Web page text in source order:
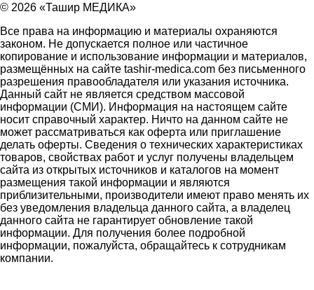
© 2026 «Ташир МЕДИКА»
Все права на информацию и материалы охраняются
законом. Не допускается полное или частичное
копирование и использование информации и материалов,
размещённых на сайте tashir-medica.com без письменного
разрешения правообладателя или указания источника.
Данный сайт не является средством массовой
информации (СМИ). Информация на настоящем сайте
носит справочный характер. Ничто на данном сайте не
может рассматриваться как оферта или приглашение
делать оферты. Сведения о технических характеристиках
товаров, свойствах работ и услуг получены владельцем
сайта из открытых источников и каталогов на момент
размещения такой информации и являются
приблизительными, производители имеют право менять их
без уведомления владельца данного сайта, а владелец
данного сайта не гарантирует обновление такой
информации. Для получения более подробной
информации, пожалуйста, обращайтесь к сотрудникам
компании.